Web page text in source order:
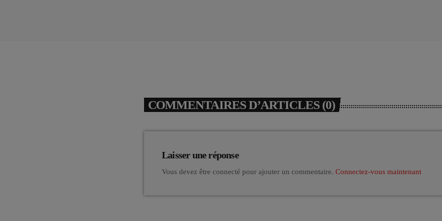
COMMENTAIRES D’ARTICLES (0)
Laisser une réponse
Vous devez être connecté pour ajouter un commentaire. Connectez-vous maintenant